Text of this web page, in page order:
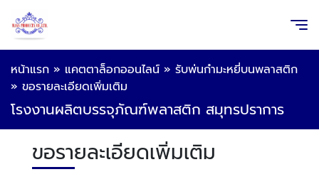
หน้าแรก » แคตตาล็อกออนไลน์ » รับพ่นกำมะหยี่บนพลาสติก
» ขอรายละเอียดเพิ่มเติม
โรงงานผลิตบรรจุภัณฑ์พลาสติก สมุทรปราการ
ขอรายละเอียดเพิ่มเติม